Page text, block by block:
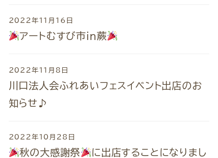
アートむすび市in蕨
2022年11月16日
川口法人会ふれあいフェスイベント出店のお
知らせ♪
2022年11月8日
秋の大感謝祭
に出店することになりまし
2022年10月28日